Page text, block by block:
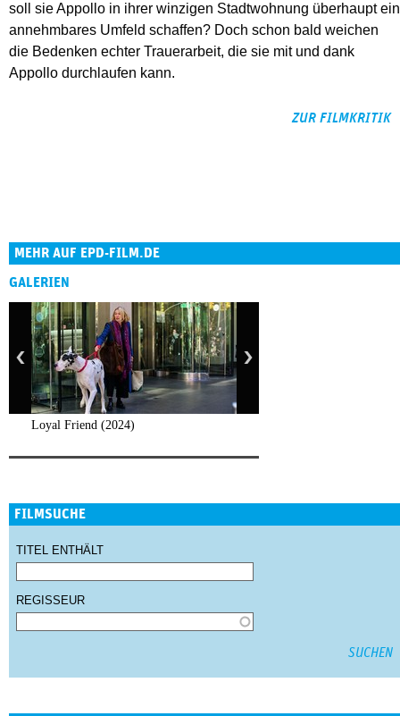
soll sie Appollo in ihrer winzigen Stadtwohnung überhaupt ein
annehmbares Umfeld schaffen? Doch schon bald weichen
die Bedenken echter Trauerarbeit, die sie mit und dank
Appollo durchlaufen kann.
ZUR FILMKRITIK
MEHR AUF EPD-FILM.DE
GALERIEN
Loyal Friend (2024)
FILMSUCHE
TITEL ENTHÄLT
REGISSEUR